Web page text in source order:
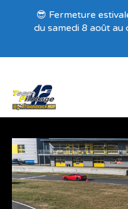
Recevez nos
😎 Fermeture
du samedi 8 août au